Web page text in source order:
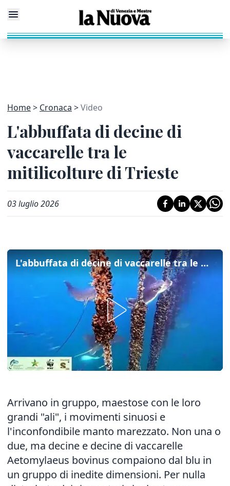
Home Cronaca Video
L'abbuffata di decine di
vaccarelle tra le
mitilicolture di Trieste
03 luglio 2026
L'abbuffata di decine di vaccarelle tra le mitilicolture di Trieste
Arrivano in gruppo, maestose con le loro
grandi "ali", i movimenti sinuosi e
l'inconfondibile manto marezzato. Non una o
due, ma decine e decine di vaccarelle
Aetomylaeus bovinus compaiono dal blu in
un gruppo di inedite dimensioni. Per nulla